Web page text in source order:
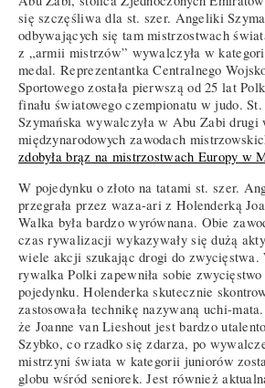
się szczęśliwa dla st. szer. Angeliki
odbywających się tam mistrzostwach
z „armii mistrzów” wywalczyła w
medal. Reprezentantka Centralnego
Sportowego została pierwszą od 25 lat
finału światowego czempionatu w judo.
Szymańska wywalczyła w Abu Zabi
międzynarodowych zawodach
zdobyła brąz na mistrzostwach Europy w
W pojedynku o złoto na tatami st. szer.
przegrała przez waza-ari z Holenderką
Walka była bardzo wyrównana. Obie
czas rywalizacji wykazywały się dużą
wiele akcji szukając drogi do zwycięstwa.
rywalka Polki zapewniła sobie
pojedynku. Holenderka skutecznie
zastosowała technikę nazywaną uchi-
że Joanne van Lieshout jest bardzo
Szybko, co rzadko się zdarza, po
mistrzyni świata w kategorii juniorów
globu wśród seniorek. Jest również